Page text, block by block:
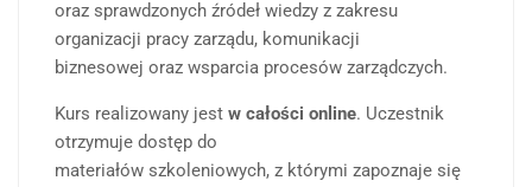
oraz sprawdzonych źródeł wiedzy z zakresu
organizacji pracy zarządu, komunikacji
biznesowej oraz wsparcia procesów zarządczych.
Kurs realizowany jest w całości online. Uczestnik
otrzymuje dostęp do
materiałów szkoleniowych, z którymi zapoznaje się